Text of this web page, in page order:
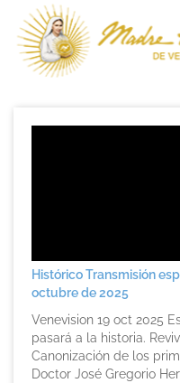
Histórico Transmisión
octubre de 2025
Venevision 19 oct 2025
pasará a la historia.
Canonización de los
Doctor José Gregorio